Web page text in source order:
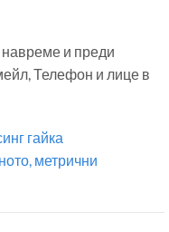
и преди
Телефон и лице в
гайка
метрични